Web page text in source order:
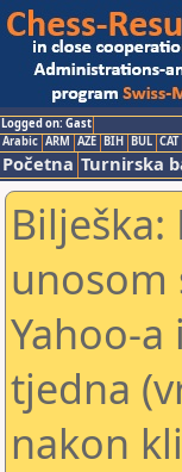
Logged on: Gast
Arabic ARM AZE BIH BUL CAT
Početna Turnirska
unosom
Yahoo-
tjedna
nakon